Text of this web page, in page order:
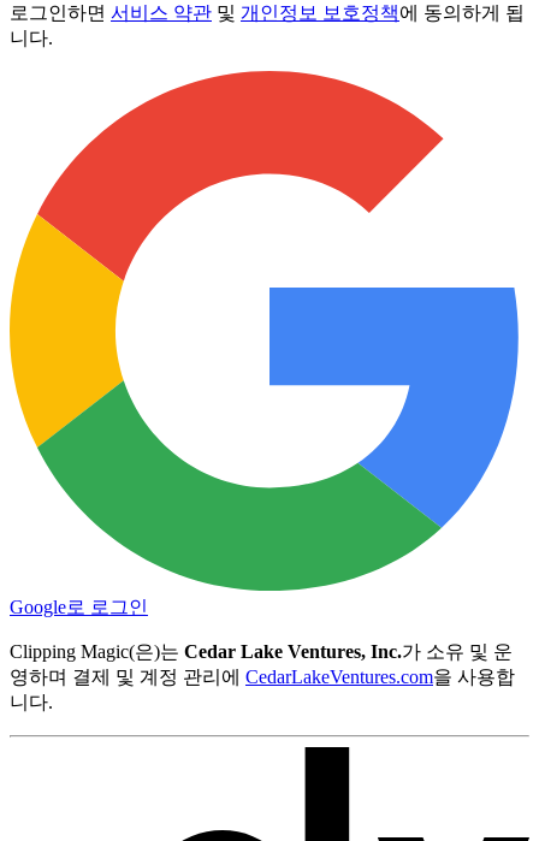
로그인하면 서비스 약관 및 개인정보 보호정책에 동의하게 됩
니다.
Google로 로그인
Clipping Magic(은)는 Cedar Lake Ventures, Inc.가 소유 및 운
영하며 결제 및 계정 관리에 CedarLakeVentures.com을 사용합
니다.